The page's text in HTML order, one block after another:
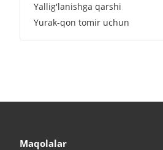
Yallig'lanishga qarshi
Yurak-qon tomir uchun
Maqolalar